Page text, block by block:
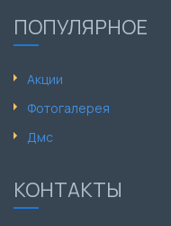
ПОПУЛЯРНОЕ
Акции
Фотогалерея
Дмс
КОНТАКТЫ